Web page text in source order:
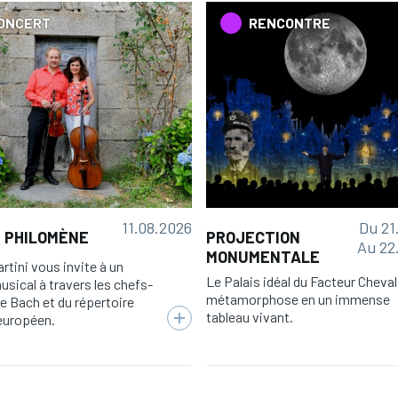
11.08.2026
vous invite à un
à travers les chefs-
Bach et du répertoire
RENCONTRE
PROJECTION
MONUMENTALE
Du
Au
Le Palais idéal du Facteur
métamorphose en un immense
tableau vivant.